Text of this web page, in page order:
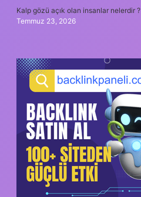
Kalp gözü açık olan insanlar nelerdir ?
Temmuz 23, 2026